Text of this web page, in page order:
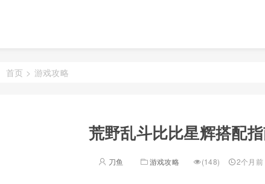
首页 > 游戏攻略
荒野乱斗比比星辉搭配
刀鱼 游戏攻略 (148) 2个月前